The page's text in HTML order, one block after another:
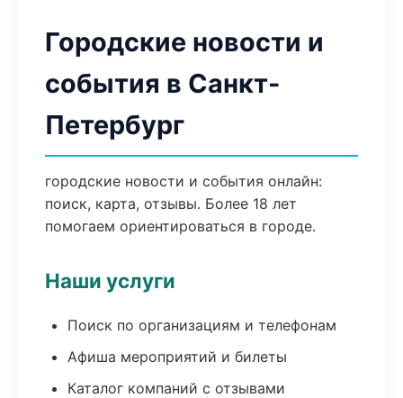
Городские новости и
события в Санкт-
Петербург
городские новости и события онлайн:
поиск, карта, отзывы. Более 18 лет
помогаем ориентироваться в городе.
Наши услуги
Поиск по организациям и телефонам
Афиша мероприятий и билеты
Каталог компаний с отзывами